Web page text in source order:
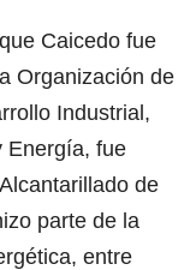
Caicedo fue
Organización de
Industrial,
Energía, fue
de
parte de la
entre